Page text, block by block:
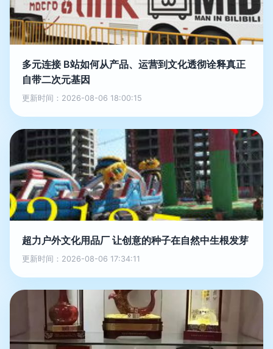
多元连接 B站如何从产品、运营到文化透彻诠释真正
自带二次元基因
更新时间：2026-08-06 18:00:15
超力户外文化用品厂 让创意的种子在自然中生根发芽
更新时间：2026-08-06 17:34:11